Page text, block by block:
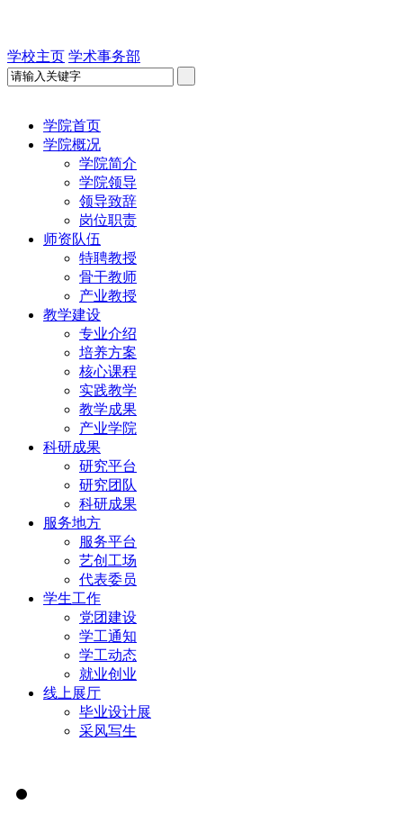
学校主页 学术事务部
学院首页
学院概况
学院简介
学院领导
领导致辞
岗位职责
师资队伍
特聘教授
骨干教师
产业教授
教学建设
专业介绍
培养方案
核心课程
实践教学
教学成果
产业学院
科研成果
研究平台
研究团队
科研成果
服务地方
服务平台
艺创工场
代表委员
学生工作
党团建设
学工通知
学工动态
就业创业
线上展厅
毕业设计展
采风写生